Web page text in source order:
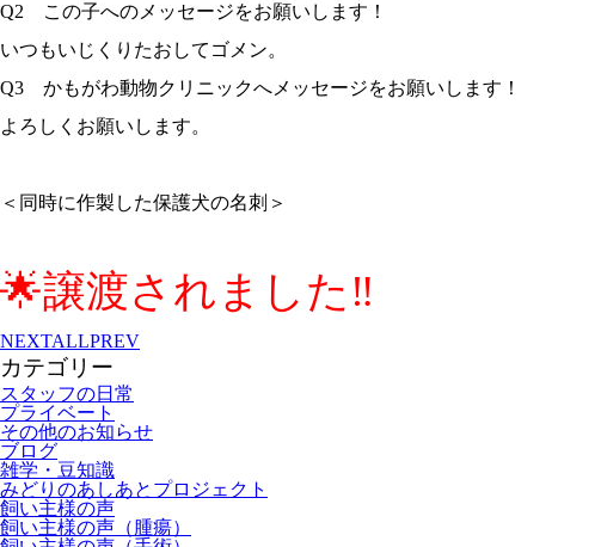
Q2 この子へのメッセージをお願いします！
いつもいじくりたおしてゴメン。
Q3 かもがわ動物クリニックへメッセージをお願いします！
よろしくお願いします。
＜同時に作製した保護犬の名刺＞
🌟譲渡されました‼
NEXTALLPREV
カテゴリー
スタッフの日常
プライベート
その他のお知らせ
ブログ
雑学・豆知識
みどりのあしあとプロジェクト
飼い主様の声
飼い主様の声（腫瘍）